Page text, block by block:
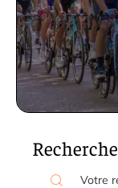
Recherche